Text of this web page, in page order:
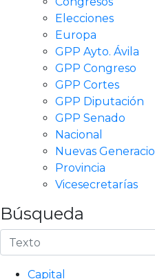
Elecciones
Europa
GPP Ayto. Ávila
GPP Congreso
GPP Cortes
GPP Diputación
GPP Senado
Nacional
Nuevas
Provincia
Vicesecretarías
Búsqueda
Capital